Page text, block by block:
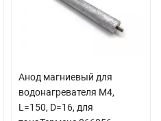
Анод магниевый для
водонагревателя M4,
L=150, D=16, для